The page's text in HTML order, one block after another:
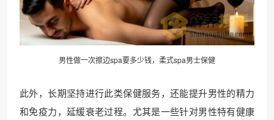
男性做一次擦边spa要多少钱，柔式spa男士保健
此外，长期坚持进行此类保健服务，还能提升男性的精力
和免疫力，延缓衰老过程。尤其是一些针对男性特有健康